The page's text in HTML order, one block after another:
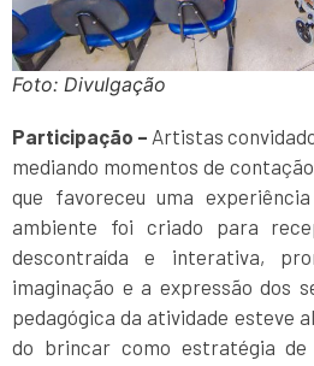
Foto: Divulgação
Participação – Artistas
mediando momentos de
que favoreceu uma
ambiente foi criado para
descontraída e interativa,
imaginação e a expressão dos
pedagógica da atividade esteve
do brincar como estratégia de